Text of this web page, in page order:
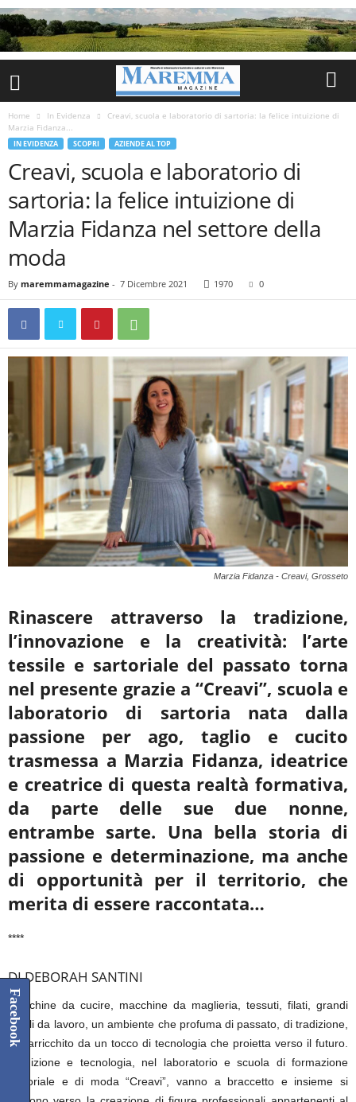
Home In Evidenza
Creavi, scuola e laboratorio di sartoria: la felice intuizione di
Marzia Fidanza...
IN EVIDENZA SCOPRI AZIENDE AL TOP
Creavi, scuola e laboratorio di
sartoria: la felice intuizione di
Marzia Fidanza nel settore della
moda
By maremmamagazine - 7 Dicembre 2021 1970 0
Marzia Fidanza - Creavi, Grosseto
Rinascere attraverso la tradizione,
l’innovazione e la creatività: l’arte
tessile e sartoriale del passato torna
nel presente grazie a “Creavi”, scuola e
laboratorio di sartoria nata dalla
passione per ago, taglio e cucito
trasmessa a Marzia Fidanza, ideatrice
e creatrice di questa realtà formativa,
da parte delle sue due nonne,
entrambe sarte. Una bella storia di
passione e determinazione, ma anche
di opportunità per il territorio, che
merita di essere raccontata…
****
DI DEBORAH SANTINI
Macchine da cucire, macchine da maglieria, tessuti, filati, grandi
tavoli da lavoro, un ambiente che profuma di passato, di tradizione,
ma arricchito da un tocco di tecnologia che proietta verso il futuro.
Tradizione e tecnologia, nel laboratorio e scuola di formazione
sartoriale e di moda “Creavi”, vanno a braccetto e insieme si
Facebook